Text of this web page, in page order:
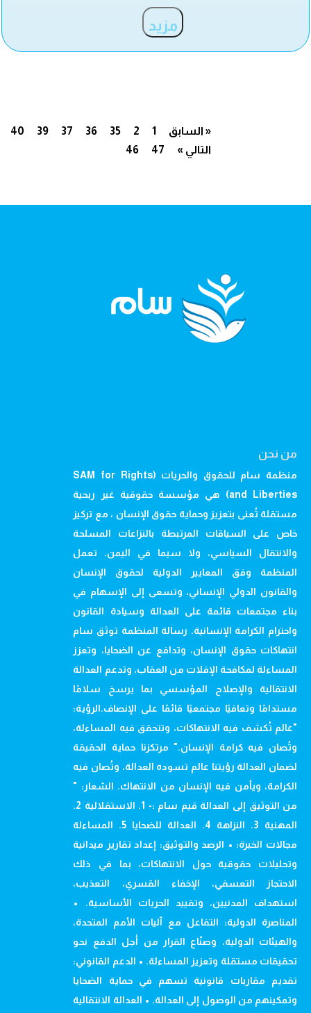
مزيد
« السابق 1
2
35
36
37
39
40
46
47 التالي »
من نحن
منظمة سام للحقوق والحريات (SAM for Rights
and Liberties) هي مؤسسة حقوقية غير ربحية
مستقلة تُعنى بتعزيز وحماية حقوق الإنسان ، مع تركيز
خاص على السياقات المرتبطة بالنزاعات المسلحة
والانتقال السياسي، ولا سيما في اليمن. تعمل
المنظمة وفق المعايير الدولية لحقوق الإنسان
والقانون الدولي الإنساني، وتسعى إلى الإسهام في
بناء مجتمعات قائمة على العدالة وسيادة القانون
واحترام الكرامة الإنسانية. رسالة المنظمة توثق سام
انتهاكات حقوق الإنسان، وتدافع عن الضحايا، وتعزز
المساءلة لمكافحة الإفلات من العقاب، وتدعم العدالة
الانتقالية والإصلاح المؤسسي بما يرسخ سلامًا
مستدامًا وتعافيًا مجتمعيًا قائمًا على الإنصاف.الرؤية:
"عالم تُكشف فيه الانتهاكات، وتتحقق فيه المساءلة،
وتُصان فيه كرامة الإنسان." مرتكزنا حماية الحقيقة
لضمان العدالة رؤيتنا عالم تسوده العدالة، وتُصان فيه
الكرامة، ويأمن فيه الإنسان من الانتهاك. الشعار: "
من التوثيق إلى العدالة قيم سام :- 1. الاستقلالية 2.
المهنية 3. النزاهة 4. العدالة للضحايا 5. المساءلة
مجالات الخبرة: • الرصد والتوثيق: إعداد تقارير ميدانية
وتحليلات حقوقية حول الانتهاكات، بما في ذلك
الاحتجاز التعسفي، الإخفاء القسري، التعذيب،
استهداف المدنيين، وتقييد الحريات الأساسية. •
المناصرة الدولية: التفاعل مع آليات الأمم المتحدة،
والهيئات الدولية، وصنّاع القرار من أجل الدفع نحو
تحقيقات مستقلة وتعزيز المساءلة. • الدعم القانوني:
تقديم مقاربات قانونية تسهم في حماية الضحايا
وتمكينهم من الوصول إلى العدالة. • العدالة الانتقالية